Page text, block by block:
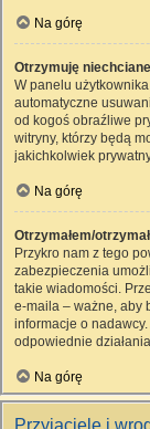
Na górę
Otrzymuję
W panelu
automatyczne
od kogoś obraźliwe
witryny, którzy będą
jakichkolwiek
Na górę
Otrzymałem/
Przykro nam z tego
zabezpieczenia
takie wiadomości.
e-maila – ważne, aby
informacje o
odpowiednie
Na górę
Przyjaciele i